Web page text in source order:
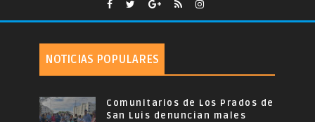
NOTICIAS POPULARES
Comunitarios de Los Prados de
San Luis denuncian males